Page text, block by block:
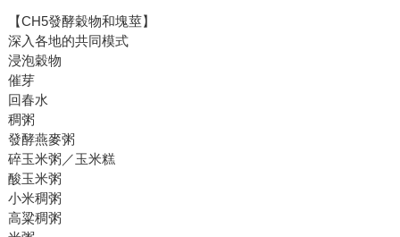
【CH5發酵穀物和塊莖】
深入各地的共同模式
浸泡穀物
催芽
回春水
稠粥
發酵燕麥粥
碎玉米粥／玉米糕
酸玉米粥
小米稠粥
高粱稠粥